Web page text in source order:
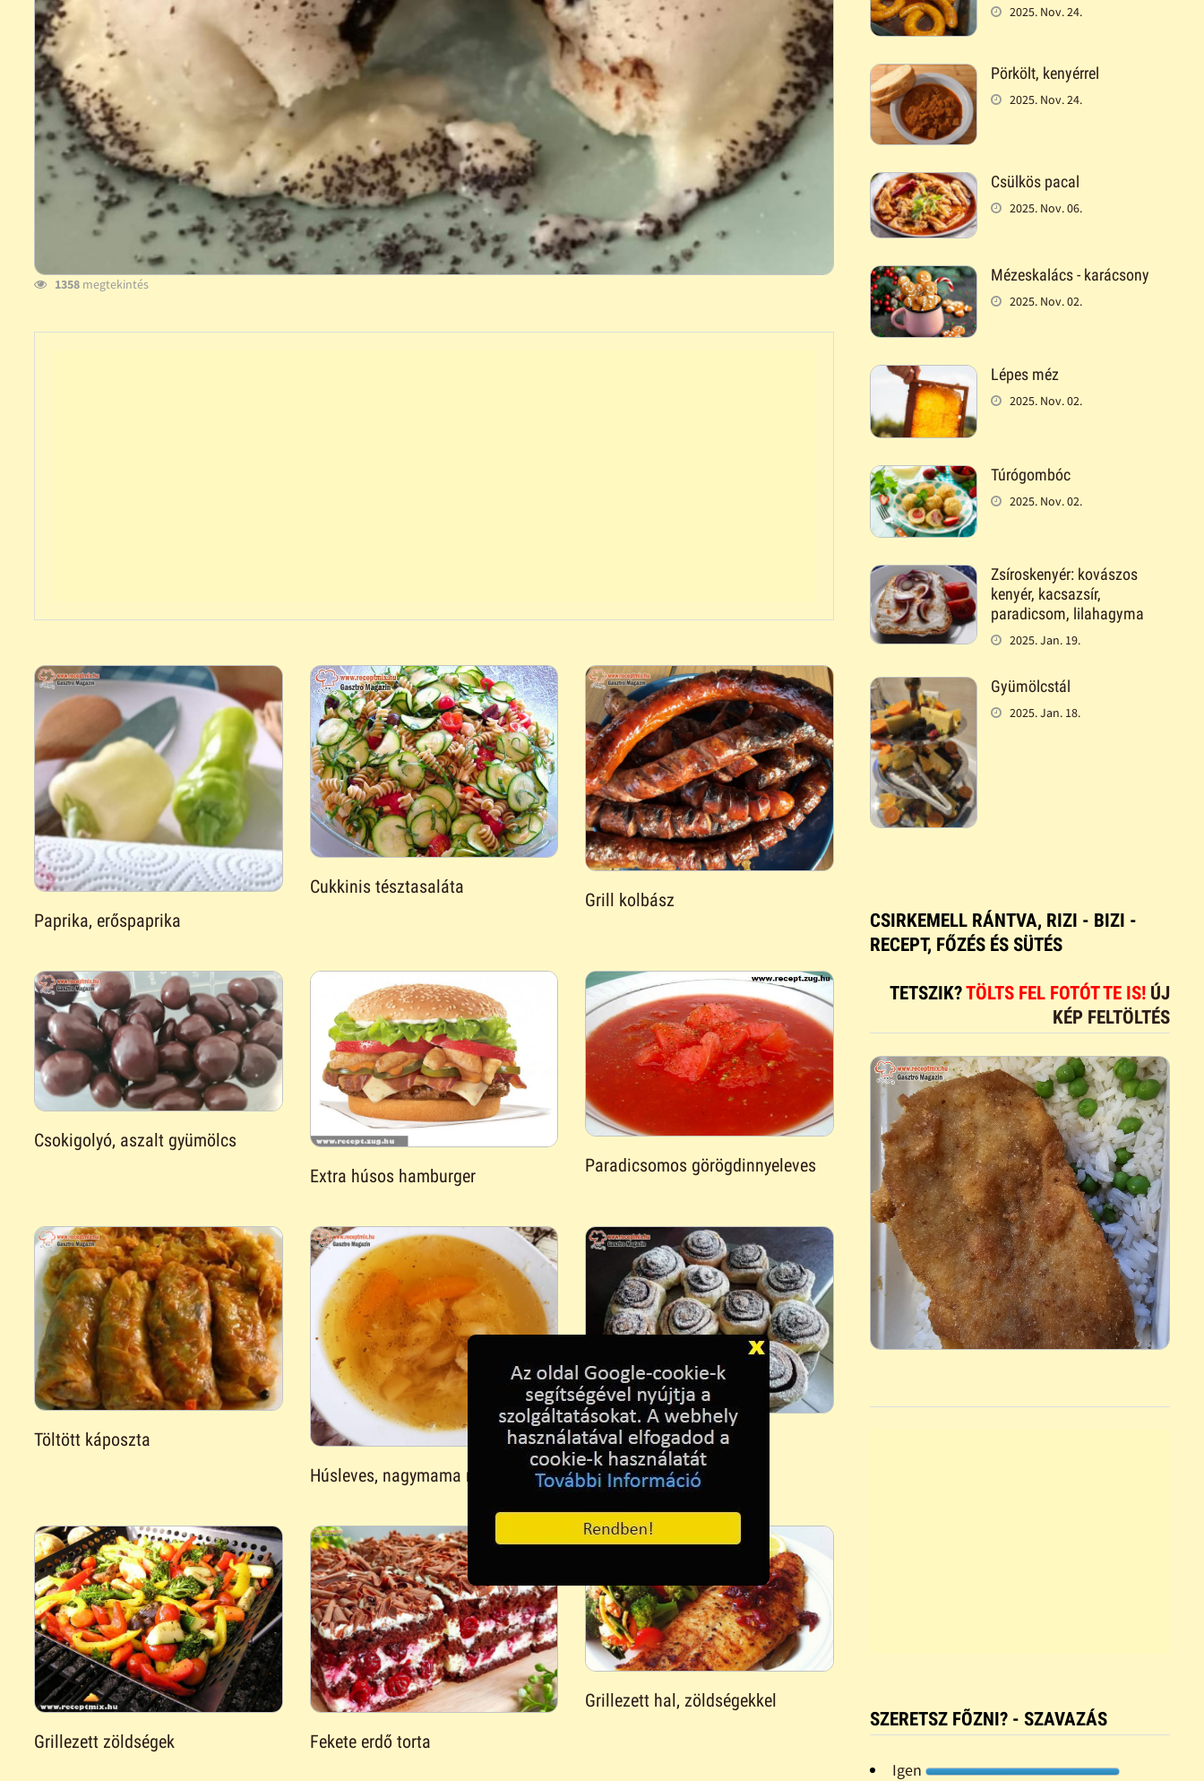
1358 megtekintés
Paprika, erőspaprika
Cukkinis tésztasaláta
Grill kolbász
Csokigolyó, aszalt gyümölcs
Extra húsos hamburger
Paradicsomos görögdinnyeleves
Töltött káposzta
Húsleves, nagymama módra
Kakaós csiga
Grillezett zöldségek Fekete erdő torta
Grillezett hal, zöldségekkel
2025. Nov. 24.
Pörkölt, kenyérrel
2025. Nov. 24.
Csülkös pacal
2025. Nov. 06.
Mézeskalács - karácsony
2025. Nov. 02.
Lépes méz
2025. Nov. 02.
Túrógombóc
2025. Nov. 02.
Zsíroskenyér: kovászos
kenyér, kacsazsír,
paradicsom, lilahagyma
2025. Jan. 19.
Gyümölcstál
2025. Jan. 18.
CSIRKEMELL RÁNTVA, RIZI - BIZI -
RECEPT, FŐZÉS ÉS SÜTÉS
TETSZIK?TÖLTS FEL FOTÓT TE IS! ÚJ
KÉP FELTÖLTÉS
SZERETSZ FÕZNI? - SZAVAZÁS
Igen